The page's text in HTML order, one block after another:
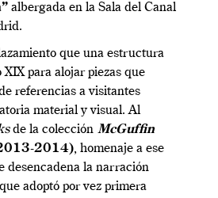
albergada en la Sala del Canal
que una estructura
para alojar piezas que
referencias a visitantes
material y visual. Al
de la colección McGuffin
2014), homenaje a ese
desencadena la narración
adoptó por vez primera